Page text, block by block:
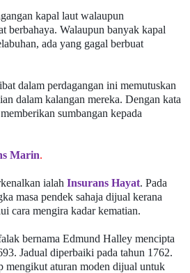
kapal laut walaupun
berbahaya. Walaupun banyak kapal
ada yang gagal berbuat
dalam perdagangan ini memutuskan
dalam kalangan mereka. Dengan kata
sumbangan kepada
Marin.
ialah Insurans Hayat. Pada
masa pendek sahaja dijual kerana
cara mengira kadar kematian.
bernama Edmund Halley mencipta
Jadual diperbaiki pada tahun 1762.
mengikut aturan moden dijual untuk